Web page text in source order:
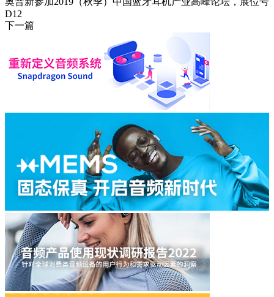
D12
下一篇